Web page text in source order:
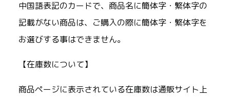
中国語表記のカードで、商品名に簡体字・繁体字の
記載がない商品は、ご購入の際に簡体字・繁体字を
お選びする事はできません。
【在庫数について】
商品ページに表示されている在庫数は通販サイト上